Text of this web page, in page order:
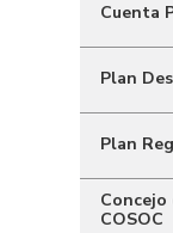
Cuenta
Plan
Plan
Concejo
COSOC